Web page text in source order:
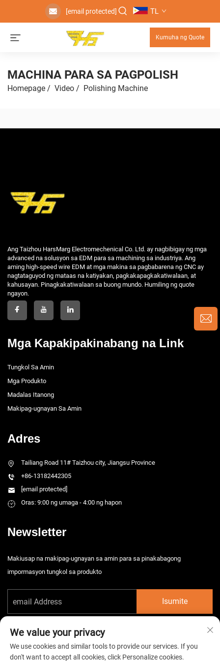
[email protected] TL
Kumuha ng Quote
MACHINA PARA SA PAGPOLISH
Homepage / Video / Polishing Machine
Ang Taizhou HarsMarg Electromechenical Co. Ltd. ay nagbibigay ng mga
advanced na solusyon sa EDM para sa machining sa industriya. Ang
aming high-speed wire EDM at mga makina sa pagbabarena ng CNC ay
nagtataguyod ng mataas na katiyakan, pagkakapagkakatiwalaan, at
kahusayan. Pinagkakatiwalaan sa buong mundo. Humiling ng quote
ngayon.
Mga Kapakipakinabang na Link
Tungkol Sa Amin
Mga Produkto
Madalas Itanong
Makipag-ugnayan Sa Amin
Adres
Tailiang Road 11# Taizhou city, Jiangsu Province
+86-13182442305
[email protected]
Oras: 9:00 ng umaga - 4:00 ng hapon
Newsletter
Makiusap na makipag-ugnayan sa amin para sa pinakabagong
impormasyon tungkol sa produkto
Isumite
We value your privacy
We use cookies and similar tools to provide our services. If you
don't want to accept all cookies, click Personalize cookies.